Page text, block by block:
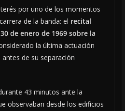
por uno de los momentos
de la banda: el recital
de enero de 1969 sobre la
la última actuación
de su separación
43 minutos ante la
observaban desde los edificios